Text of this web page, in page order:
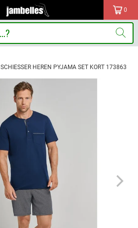
0
SCHIESSER HEREN PYJAMA SET KORT 173863